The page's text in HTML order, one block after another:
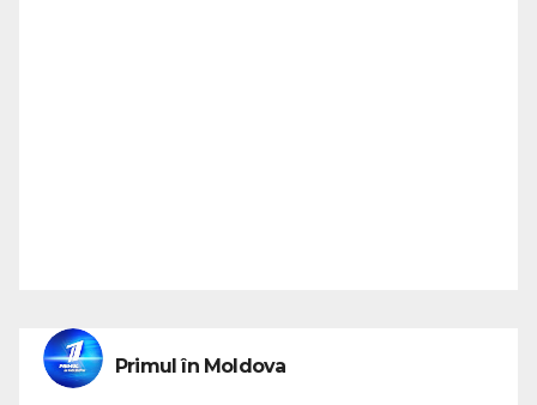
Primul în Moldova